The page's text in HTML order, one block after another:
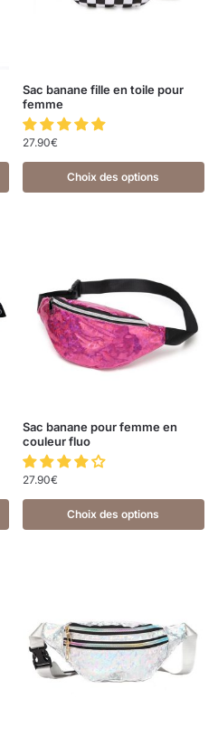
Sac banane fille en toile pour
femme
27.90€
Choix des options
Sac banane pour femme en
couleur fluo
27.90€
Choix des options